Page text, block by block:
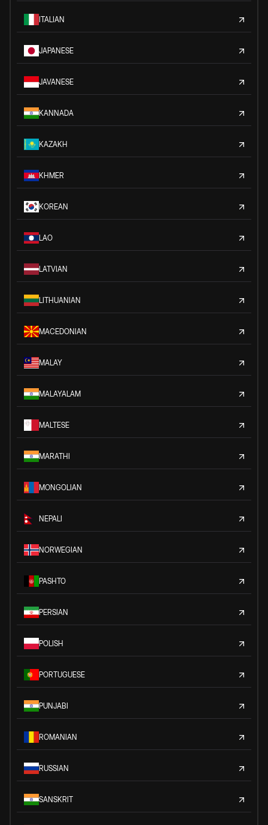
ITALIAN
JAPANESE
JAVANESE
KANNADA
KAZAKH
KHMER
KOREAN
LAO
LATVIAN
LITHUANIAN
MACEDONIAN
MALAY
MALAYALAM
MALTESE
MARATHI
MONGOLIAN
NEPALI
NORWEGIAN
PASHTO
PERSIAN
POLISH
PORTUGUESE
PUNJABI
ROMANIAN
RUSSIAN
SANSKRIT